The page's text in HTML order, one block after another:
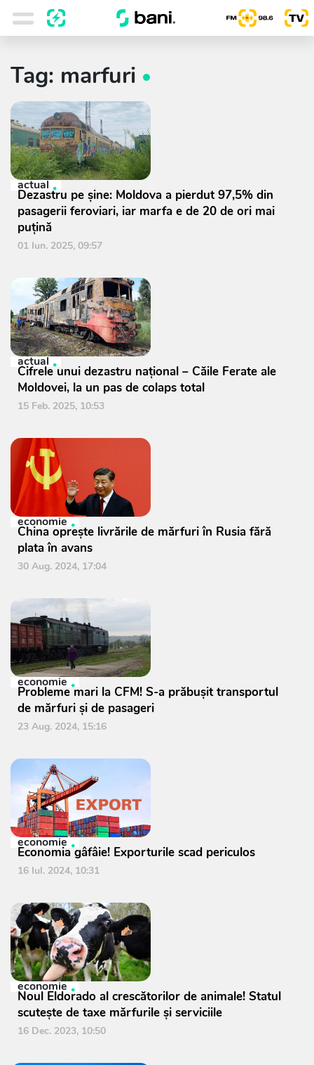
Tag: marfuri
actual
Dezastru pe șine: Moldova a pierdut 97,5% din
pasagerii feroviari, iar marfa e de 20 de ori mai
puțină
01 Iun. 2025, 09:57
actual
Cifrele unui dezastru național – Căile Ferate ale
Moldovei, la un pas de colaps total
15 Feb. 2025, 10:53
economie
China oprește livrările de mărfuri în Rusia fără
plata în avans
30 Aug. 2024, 17:04
economie
Probleme mari la CFM! S-a prăbușit transportul
de mărfuri și de pasageri
23 Aug. 2024, 15:16
economie
Economia gâfâie! Exporturile scad periculos
16 Iul. 2024, 10:31
economie
Noul Eldorado al crescătorilor de animale! Statul
scutește de taxe mărfurile și serviciile
16 Dec. 2023, 10:50